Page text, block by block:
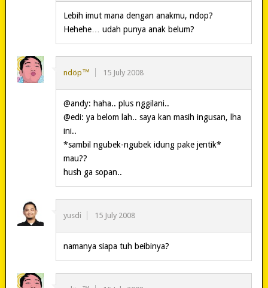
Lebih imut mana dengan anakmu, ndop?
Hehehe… udah punya anak belum?
ndöp™ 15 July 2008
@andy: haha.. plus nggilani..
@edi: ya belom lah.. saya kan masih ingusan, lha
ini..
*sambil ngubek-ngubek idung pake jentik*
mau??
hush ga sopan..
yusdi 15 July 2008
namanya siapa tuh beibinya?